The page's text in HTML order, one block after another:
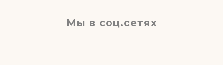
Мы в соц.сетях